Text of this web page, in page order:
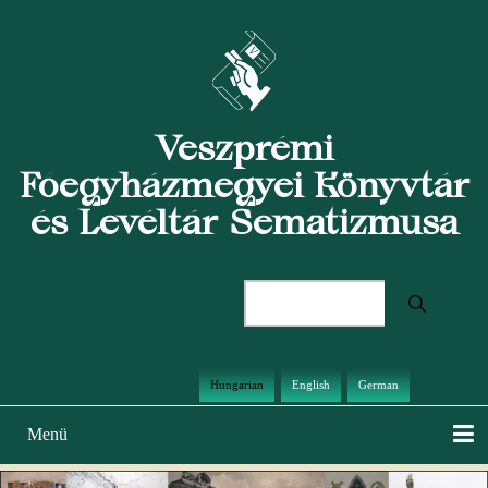
Veszprémi
Főegyházmegyei Könyvtár
és Levéltár Sematizmusa
Hungarian English German
Main
Menü